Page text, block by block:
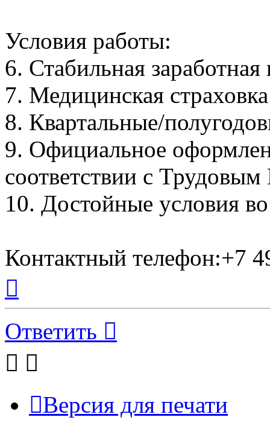
Условия работы:
6. Стабильная заработная
7. Медицинская страховка
8. Квартальные/
9. Официальное
соответствии с
10. Достойные условия
Контактный телефон:+7
началу
Ответить
Версия для печати